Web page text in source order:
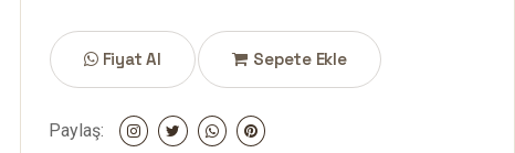
Fiyat Al Sepete Ekle
Paylaş: